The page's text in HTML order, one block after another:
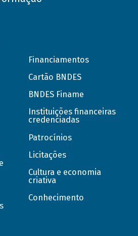
Financiamentos
Cartão BNDES
BNDES Finame
Instituições financeiras
credenciadas
Patrocínios
Licitações
Cultura e economia
criativa
Conhecimento